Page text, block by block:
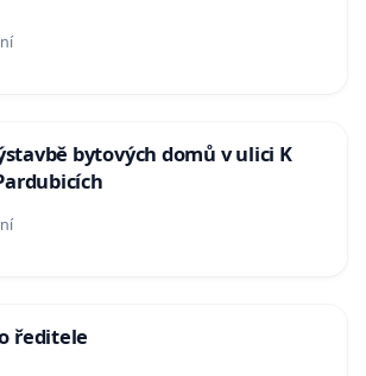
bytových domů v ulici K
ředitele